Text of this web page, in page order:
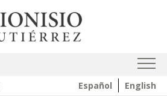
Español English